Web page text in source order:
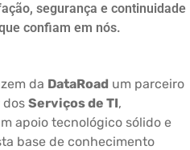
segurança e continuidade
confiam em nós.
da DataRoad um parceiro
dos Serviços de TI,
apoio tecnológico sólido e
base de conhecimento